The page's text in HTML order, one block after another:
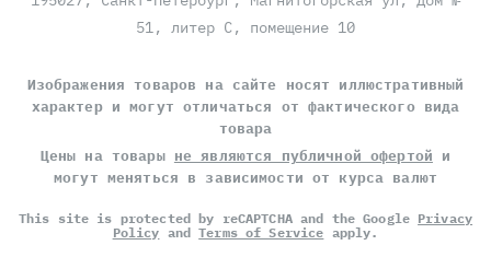
51, литер С, помещение 10
Изображения товаров на сайте носят иллюстративный
характер и могут отличаться от фактического вида
товара
Цены на товары не являются публичной офертой и
могут меняться в зависимости от курса валют
This site is protected by reCAPTCHA and the Google Privacy
Policy andTerms of Service apply.